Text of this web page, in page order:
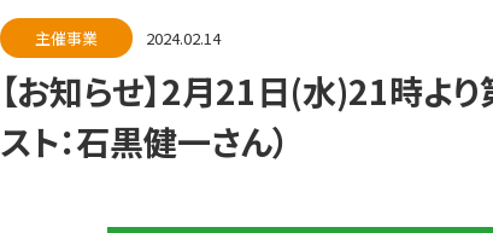
主催事業 2024.02.14
【お知らせ】2月21日(水)21時よ
スト：石黒健一さん）